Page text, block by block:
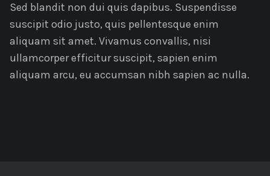
Sed blandit non dui quis dapibus. Suspendisse
suscipit odio justo, quis pellentesque enim
aliquam sit amet. Vivamus convallis, nisi
ullamcorper efficitur suscipit, sapien enim
aliquam arcu, eu accumsan nibh sapien ac nulla.